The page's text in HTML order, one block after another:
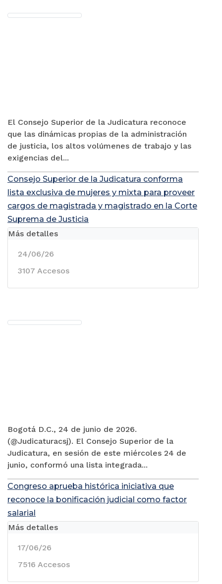
El Consejo Superior de la Judicatura reconoce
que las dinámicas propias de la administración
de justicia, los altos volúmenes de trabajo y las
exigencias del...
Consejo Superior de la Judicatura conforma
lista exclusiva de mujeres y mixta para proveer
cargos de magistrada y magistrado en la Corte
Suprema de Justicia
Bogotá D.C., 24 de junio de 2026.
(@Judicaturacsj). El Consejo Superior de la
Judicatura, en sesión de este miércoles 24 de
junio, conformó una lista integrada...
Más detalles
24/06/26
3107 Accesos
Congreso aprueba histórica iniciativa que
reconoce la bonificación judicial como factor
salarial
Más detalles
17/06/26
7516 Accesos